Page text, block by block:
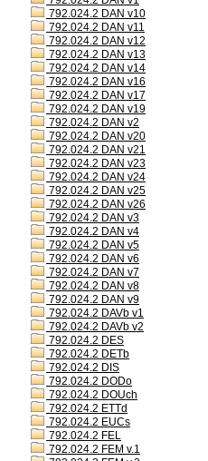
792.024.2 DAN v10
792.024.2 DAN v11
792.024.2 DAN v12
792.024.2 DAN v13
792.024.2 DAN v14
792.024.2 DAN v16
792.024.2 DAN v17
792.024.2 DAN v19
792.024.2 DAN v2
792.024.2 DAN v20
792.024.2 DAN v21
792.024.2 DAN v23
792.024.2 DAN v24
792.024.2 DAN v25
792.024.2 DAN v26
792.024.2 DAN v3
792.024.2 DAN v4
792.024.2 DAN v5
792.024.2 DAN v6
792.024.2 DAN v7
792.024.2 DAN v8
792.024.2 DAN v9
792.024.2 DAVb v1
792.024.2 DAVb v2
792.024.2 DES
792.024.2 DETb
792.024.2 DIS
792.024.2 DODo
792.024.2 DOUch
792.024.2 ETTd
792.024.2 EUCs
792.024.2 FEL
792.024.2 FEM v.1